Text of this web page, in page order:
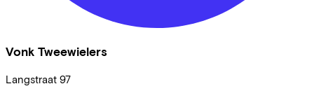
Vonk Tweewielers
Langstraat 97